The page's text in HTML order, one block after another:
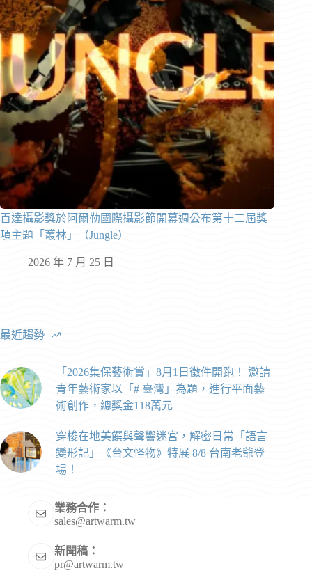
百達攝影獎於阿爾勒國際攝影節開幕週公布第十二屆獎
項主題「叢林」（Jungle）
2026 年 7 月 25 日
最近趨勢
「2026集保藝術賞」8月1日徵件開跑！ 邀請
青年藝術家以「# 臺灣」為題，進行平面藝
術創作，總獎金118萬元
穿梭在地美饌與聲響迷宮，解密日常「語言
變形記」《台文怪物》特展 8/8 台南老爺登
場！
業務合作：
sales@artwarm.tw
新聞稿：
pr@artwarm.tw